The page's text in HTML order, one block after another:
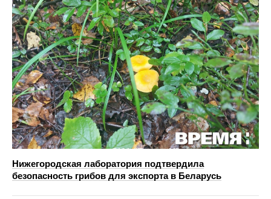
Нижегородская лаборатория подтвердила
безопасность грибов для экспорта в Беларусь